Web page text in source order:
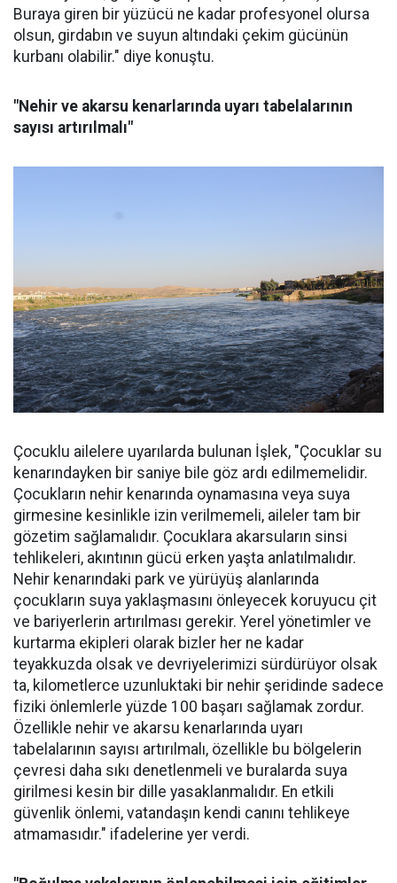
Buraya giren bir yüzücü ne kadar profesyonel olursa
olsun, girdabın ve suyun altındaki çekim gücünün
kurbanı olabilir." diye konuştu.
"Nehir ve akarsu kenarlarında uyarı tabelalarının
sayısı artırılmalı"
Çocuklu ailelere uyarılarda bulunan İşlek, "Çocuklar su
kenarındayken bir saniye bile göz ardı edilmemelidir.
Çocukların nehir kenarında oynamasına veya suya
girmesine kesinlikle izin verilmemeli, aileler tam bir
gözetim sağlamalıdır. Çocuklara akarsuların sinsi
tehlikeleri, akıntının gücü erken yaşta anlatılmalıdır.
Nehir kenarındaki park ve yürüyüş alanlarında
çocukların suya yaklaşmasını önleyecek koruyucu çit
ve bariyerlerin artırılması gerekir. Yerel yönetimler ve
kurtarma ekipleri olarak bizler her ne kadar
teyakkuzda olsak ve devriyelerimizi sürdürüyor olsak
ta, kilometlerce uzunluktaki bir nehir şeridinde sadece
fiziki önlemlerle yüzde 100 başarı sağlamak zordur.
Özellikle nehir ve akarsu kenarlarında uyarı
tabelalarının sayısı artırılmalı, özellikle bu bölgelerin
çevresi daha sıkı denetlenmeli ve buralarda suya
girilmesi kesin bir dille yasaklanmalıdır. En etkili
güvenlik önlemi, vatandaşın kendi canını tehlikeye
atmamasıdır." ifadelerine yer verdi.